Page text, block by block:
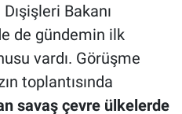
Bakanı
de gündemin ilk
vardı. Görüşme
toplantısında
savaş çevre ülkelerde